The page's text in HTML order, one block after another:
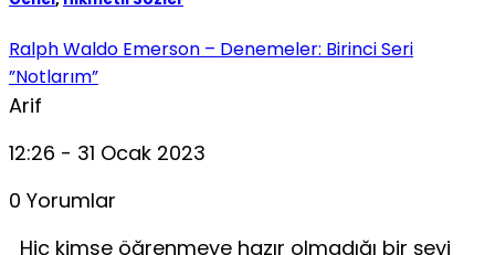
Ralph Waldo Emerson – Denemeler: Birinci Seri
”Notlarım”
Arif
12:26 - 31 Ocak 2023
0 Yorumlar
Hiç kimse öğrenmeye hazır olmadığı bir şeyi